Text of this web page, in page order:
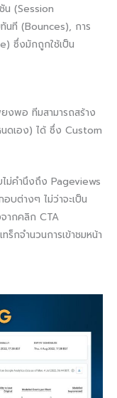
น (Session
นที (Bounces), การ
ซึ่งมักถูกใช้เป็น
งพอ ทีมสามารถสร้าง
ดเอง) ได้ ซึ่ง Custom
ม่คำนึงถึง Pageviews
บต่างๆ ไม่ว่าจะเป็น
ากคลิก CTA
กจำนวนการเข้าชมหน้า